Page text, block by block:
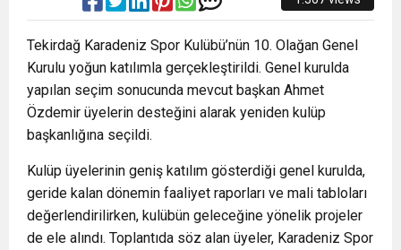
Tekirdağ Karadeniz Spor Kulübü’nün 10. Olağan Genel
Kurulu yoğun katılımla gerçekleştirildi. Genel kurulda
yapılan seçim sonucunda mevcut başkan Ahmet
Özdemir üyelerin desteğini alarak yeniden kulüp
başkanlığına seçildi.
Kulüp üyelerinin geniş katılım gösterdiği genel kurulda,
geride kalan dönemin faaliyet raporları ve mali tabloları
değerlendirilirken, kulübün geleceğine yönelik projeler
de ele alındı. Toplantıda söz alan üyeler, Karadeniz Spor